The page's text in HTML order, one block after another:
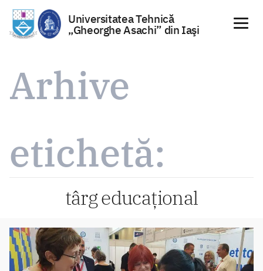
conținut
Universitatea Tehnică
„Gheorghe Asachi” din Iaşi
Arhive
etichetă:
târg educațional